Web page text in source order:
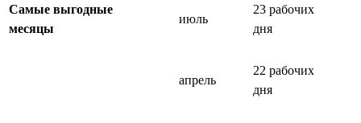
Самые выгодные
месяцы
июль
23 рабочих
дня
апрель
22 рабочих
дня